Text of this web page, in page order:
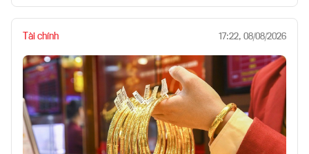
Tài chính 17:22, 08/08/2026